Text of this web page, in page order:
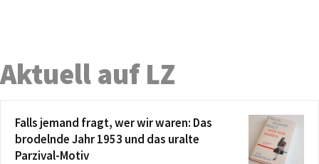
Aktuell auf LZ
Falls jemand fragt, wer wir waren: Das
brodelnde Jahr 1953 und das uralte
Parzival-Motiv